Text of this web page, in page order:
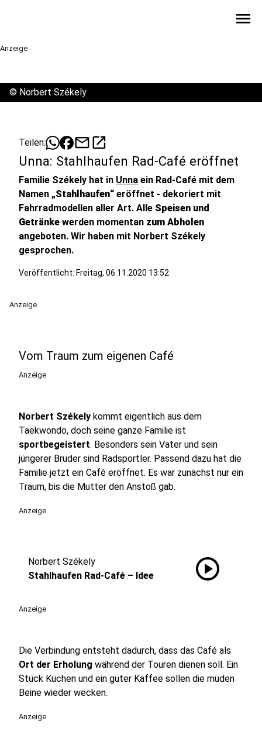
menu
Anzeige
© Norbert Székely
Teilen: mailopen_in_new
Unna: Stahlhaufen Rad-Café eröffnet
Familie Székely hat in Unna ein Rad-Café mit dem
Namen „Stahlhaufen“ eröffnet - dekoriert mit
Fahrradmodellen aller Art. Alle Speisen und
Getränke werden momentan zum Abholen
angeboten. Wir haben mit Norbert Székely
gesprochen.
Veröffentlicht: Freitag, 06.11.2020 13:52
Anzeige
Vom Traum zum eigenen Café
Anzeige
Norbert Székely kommt eigentlich aus dem
Taekwondo, doch seine ganze Familie ist
sportbegeistert. Besonders sein Vater und sein
jüngerer Bruder sind Radsportler. Passend dazu hat die
Familie jetzt ein Café eröffnet. Es war zunächst nur ein
Traum, bis die Mutter den Anstoß gab.
Anzeige
Norbert Székely
Stahlhaufen Rad-Café – Idee
play_circle
Anzeige
Die Verbindung entsteht dadurch, dass das Café als
Ort der Erholung während der Touren dienen soll. Ein
Stück Kuchen und ein guter Kaffee sollen die müden
Beine wieder wecken.
Anzeige